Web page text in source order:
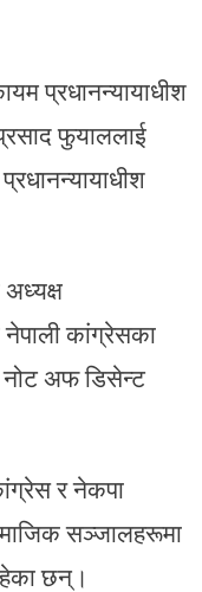
प्रधानन्यायाधीश
फुयाललाई
अध्यक्ष
नेपाली कांग्रेसका
अफ डिसेन्ट
र नेकपा
सञ्जालहरूमा
छन्।